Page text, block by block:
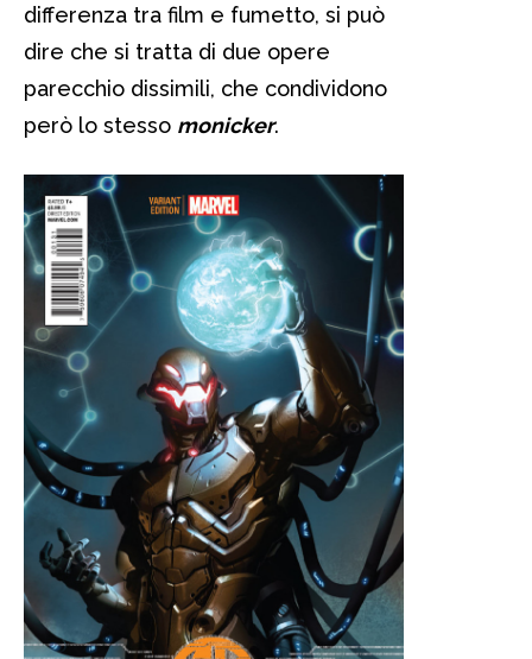
differenza tra film e fumetto, si può
dire che si tratta di due opere
parecchio dissimili, che condividono
però lo stesso monicker.